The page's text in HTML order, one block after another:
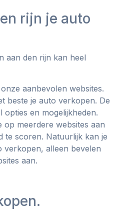
rijn je auto
aan den rijn kan heel
aanbevolen websites.
beste je auto verkopen. De
opties en mogelijkheden.
op meerdere websites aan
te scoren. Natuurlijk kan je
verkopen, alleen bevelen
aan.